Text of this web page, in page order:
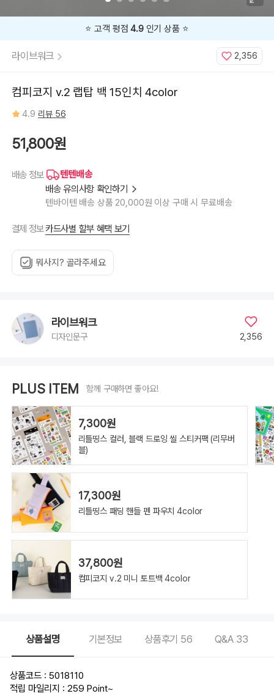
⭐️ 고객 평점4.9인기 상품 ⭐️
라이브워크 2,356
컴피코지 v.2 랩탑 백 15인치 4color
4.9 리뷰 56
51,800원
배송 정보
텐텐배송
배송 유의사항 확인하기
텐바이텐 배송 상품 20,000원 이상 구매 시 무료배송
결제 정보카드사별 할부 혜택 보기
뭐사지? 골라주세요
라이브워크
디자인문구 2,356
PLUS ITEM 함께 구매하면 좋아요!
7,300원
리틀띵스 컬러, 블랙 드로잉 씰 스티커팩 (리무버
블)
17,300원
리틀띵스 패딩 핸들 펜 파우치 4color
37,800원
컴피코지 v.2 미니 토트백 4color
상품설명 기본정보 상품후기 56 Q&A 33
상품코드 : 5018110
적립 마일리지 : 259 Point~